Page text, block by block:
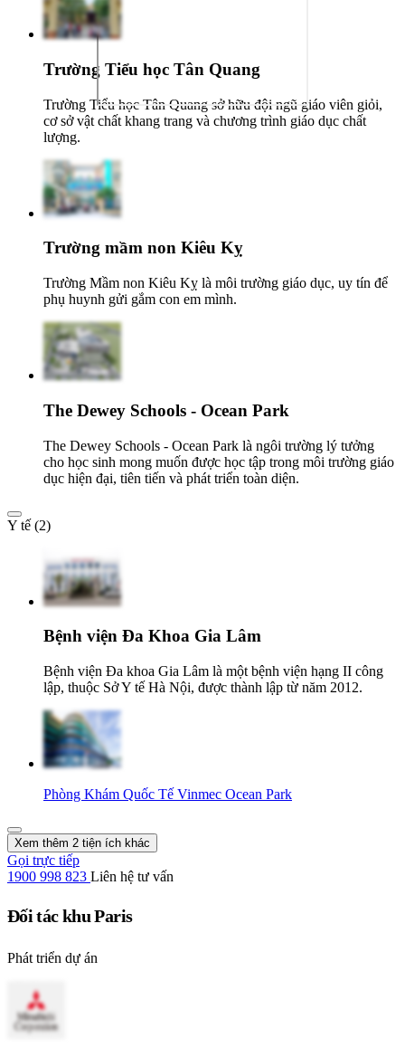
Trường Tiểu học Tân Quang
Trường Tiểu học Tân Quang sở hữu đội ngũ giáo viên giỏi,
cơ sở vật chất khang trang và chương trình giáo dục chất
lượng.
Trường mầm non Kiêu Kỵ
Trường Mầm non Kiêu Kỵ là môi trường giáo dục, uy tín để
phụ huynh gửi gắm con em mình.
The Dewey Schools - Ocean Park
The Dewey Schools - Ocean Park là ngôi trường lý tưởng
cho học sinh mong muốn được học tập trong môi trường giáo
dục hiện đại, tiên tiến và phát triển toàn diện.
Y tế (2)
Bệnh viện Đa Khoa Gia Lâm
Bệnh viện Đa khoa Gia Lâm là một bệnh viện hạng II công
lập, thuộc Sở Y tế Hà Nội, được thành lập từ năm 2012.
Phòng Khám Quốc Tế Vinmec Ocean Park
Xem thêm 2 tiện ích khác
Gọi trực tiếp
1900 998 823 Liên hệ tư vấn
Đối tác khu Paris
Phát triển dự án